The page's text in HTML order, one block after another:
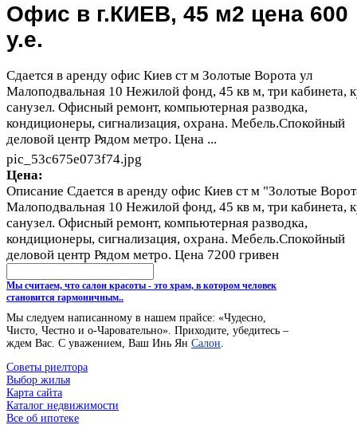
Офис в г.КИЕВ, 45 м2 цена 600
у.е.
Сдается в аренду офис Киев ст м Золотые Ворота ул
Малоподвальная 10 Нежилой фонд, 45 кв м, три кабинета,
санузел. Офисный ремонт, компьютерная разводка,
кондиционеры, сигнализация, охрана. Мебель.Спокойный
деловой центр Рядом метро. Цена ...
pic_53c675e073f74.jpg
Цена:
Описание Сдается в аренду офис Киев ст м "Золотые
Малоподвальная 10 Нежилой фонд, 45 кв м, три кабинета,
санузел. Офисный ремонт, компьютерная разводка,
кондиционеры, сигнализация, охрана. Мебель.Спокойный
деловой центр Рядом метро. Цена 7200 гривен
Мы считаем, что салон красоты - это храм, в котором человек
становится гармоничным..
Мы следуем написанному в нашем прайсе: «Чудесно,
Чисто, Честно и о-Чаровательно». Приходите, убедитесь –
ждем Вас. С уважением, Ваш Инь Ян Салон
Советы риелтора
Выбор жилья
Карта сайта
Каталог недвижимости
Все об ипотеке